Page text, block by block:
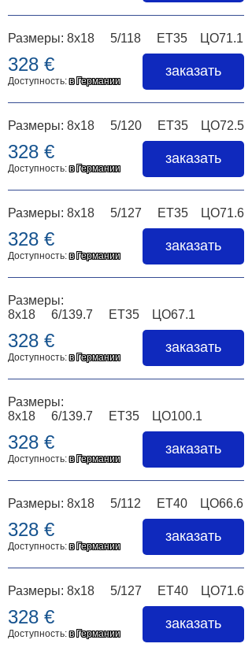
Размеры: 8x18 5/118 ET35 ЦО71.1
328 €
Доступность:в Германии
заказать
Размеры: 8x18 5/120 ET35 ЦО72.5
328 €
Доступность:в Германии
заказать
Размеры: 8x18 5/127 ET35 ЦО71.6
328 €
Доступность:в Германии
заказать
Размеры:
8x18 6/139.7 ET35 ЦО67.1
328 €
Доступность:в Германии
заказать
Размеры:
8x18 6/139.7 ET35 ЦО100.1
328 €
Доступность:в Германии
заказать
Размеры: 8x18 5/112 ET40 ЦО66.6
328 €
Доступность:в Германии
заказать
Размеры: 8x18 5/127 ET40 ЦО71.6
328 €
Доступность:в Германии
заказать